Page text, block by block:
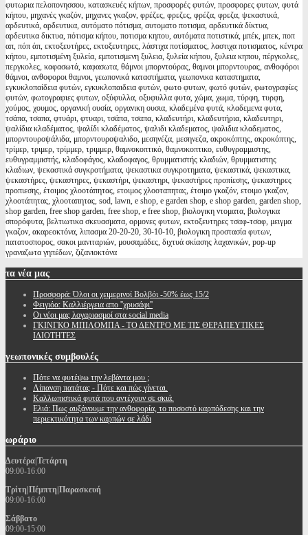
φυτωρια πελοπονησσου, κατασκευές κήπων, προσφορές φυτών, προσφορες φυτων, φυτά
κήπου, μηχανές γκαζόν, μηχανες γκαζον, φρέζες, φρεζες, φρέζα, φρεζα, ψεκαστικά,
αρδευτικά, αρδευτικα, αυτόματο πότισμα, αυτοματο ποτισμα, αρδευτικά δίκτυα,
αρδευτικα δικτυα, πότισμα κήπου, ποτισμα κηπου, αυτόματα ποτιστικά, μπέκ, μπεκ, ποπ
απ, πόπ άπ, εκτοξευτήρες, εκτοξευτηρες, λάστιχα ποτίσματος, λαστιχα ποτισματος, κέντρα
κήπου, εμποτισμένη ξυλεία, εμποτισμενη ξυλεια, ξυλεία κήπου, ξυλεια κηπου, πέργκολες,
περγκολες, καφασωτά, καφασωτα, θάμνοι μπορντούρας, θαμνοι μπορντουρας, ανθοφόροι
θάμνοι, ανθοφοροι θαμνοι, γεωπονικά καταστήματα, γεωπονικα καταστηματα,
εγκυκλοπαίδεια φυτών, εγκυκλοπαιδεια φυτών, φωτο φυτων, φωτό φυτών, φωτογραφίες
φυτών, φωτογραφιες φυτων, οξύφυλλα, οξυφυλλα φυτα, χώμα, χωμα, τύρφη, τυρφη,
χούμος, χουμος, οργανική ουσία, οργανικη ουσια, κλαδεμένα φυτά, κλαδεμενα φυτα,
τσάπα, τσαπα, φτυάρι, φτυαρι, τσάπα, τσαπα, κλαδευτήρι, κλαδευτήρια, κλαδευτηρι,
ψαλίδια κλαδέματος, ψαλίδι κλαδέματος, ψαλιδι κλαδεματος, ψαλιδια κλαδεματος,
μπορντουροψάλιδα, μπορντουροψαλιδο, μεσηνέζα, μεσηνεζα, ακροκόπτης, ακροκόπτης,
τρίμερ, τριμερ, τρίμμερ, τριμμερ, θαμνοκοπτικό, θαμνοκοπτικο, ευθυγραμμιστης,
ευθυγραμμιστής, κλαδοφάγος, κλαδοφαγος, θρυμματιστής κλαδιών, θρυμματιστης
κλαδιων, ψεκαστικά συγκροτήματα, ψεκαστικα συγκροτηματα, ψεκαστικά, ψεκαστικα,
ψεκαστήρες, ψεκαστηρες, ψεκαστήρι, ψεκαστηρι, ψεκαστήρες προπίεσης, ψεκαστηρες
προπιεσης, έτοιμος χλοοτάπητας, ετοιμος χλοοταπητας, έτοιμο γκαζόν, ετοιμο γκαζον,
χλοοτάπητας, χλοοταπητας, sod, lawn, e shop, e garden shop, e shop garden, garden shop,
shop garden, free shop garden, free shop, e free shop, βιολογικη ντοματα, βιολογικα
σπορόφυτα, βελτιωτικα σκευασματα, ορμονες φυτων, εκτοξευτηρες τσαφ-τσαφ, μειγμα
γκαζον, ακαρεοκτόνα, λιπασμα 20-20-20, 30-10-10, βιολογικη προστασία φυτων,
πατατοσπορος, σακοι μανιταριών, μουσαμάδες, διχτυά σκίασης λαχανικών, pop-up
γραναζωτα γηπέδων, ζιζανιοκτόνα
τα νέα μας
Προσφορά: Όλοι οι χειμερινοί Βολβόι -50% έως 15/2
Φειγιόα: Καλλιέργεια απο ''χρυσάφι''
Oι νέοι μας λογαριασμοί στα social media
ΓΚΙΝΓΚΟ ΜΠΙΛΟΜΠΑ - ΤΟ ΔΕΝΤΡΟ ΜΕ ΤΙΣ ΘΕΡΑΠΕΥΤΙΚΕΣ
ΙΔΙΟΤΗΤΕΣ
γεωπονικές συμβουλές
Πότε να φυτέψω την λεβάντα μου ;
Λίπανση πατάτας - Πότε και πώς γίνεται.
Καλλωπιστικά φυτά που αντέχουν σε σκιά.
Ελιά: Πως αυξάνουμε την ανθοφορία, το ποσοστό καρπόδεσης και την
περιεκτικότητα των καρπών σε λάδι
ωράριο
Δευτέρα|Τετάρτη
09:00-16:00
Τρίτη|Πέμπτη|Παρασκευή
09:00-16:00
Σάββατο
09:00-15:00